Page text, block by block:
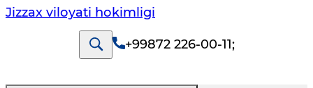
Jizzах vilоyati hоkimligi
+99872 226-00-11;